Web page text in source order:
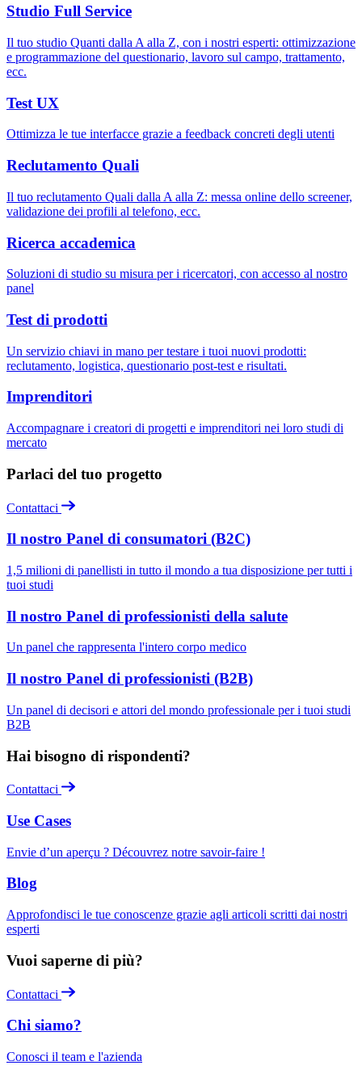
Studio Full Service
Il tuo studio Quanti dalla A alla Z, con i nostri esperti: ottimizzazione
e programmazione del questionario, lavoro sul campo, trattamento,
ecc.
Test UX
Ottimizza le tue interfacce grazie a feedback concreti degli utenti
Reclutamento Quali
Il tuo reclutamento Quali dalla A alla Z: messa online dello screener,
validazione dei profili al telefono, ecc.
Ricerca accademica
Soluzioni di studio su misura per i ricercatori, con accesso al nostro
panel
Test di prodotti
Un servizio chiavi in mano per testare i tuoi nuovi prodotti:
reclutamento, logistica, questionario post-test e risultati.
Imprenditori
Accompagnare i creatori di progetti e imprenditori nei loro studi di
mercato
Parlaci del tuo progetto
Contattaci
Il nostro Panel di consumatori (B2C)
1,5 milioni di panellisti in tutto il mondo a tua disposizione per tutti i
tuoi studi
Il nostro Panel di professionisti della salute
Un panel che rappresenta l'intero corpo medico
Il nostro Panel di professionisti (B2B)
Un panel di decisori e attori del mondo professionale per i tuoi studi
B2B
Hai bisogno di rispondenti?
Contattaci
Use Cases
Envie d’un aperçu ? Découvrez notre savoir-faire !
Blog
Approfondisci le tue conoscenze grazie agli articoli scritti dai nostri
esperti
Vuoi saperne di più?
Contattaci
Chi siamo?
Conosci il team e l'azienda